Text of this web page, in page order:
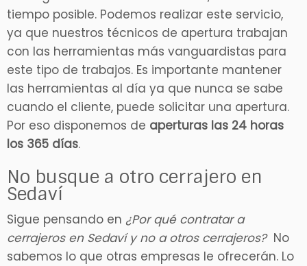
tiempo posible. Podemos realizar este servicio,
ya que nuestros técnicos de apertura trabajan
con las herramientas más vanguardistas para
este tipo de trabajos. Es importante mantener
las herramientas al día ya que nunca se sabe
cuando el cliente, puede solicitar una apertura.
Por eso disponemos de aperturas las 24 horas
los 365 días.
No busque a otro cerrajero en
Sedaví
Sigue pensando en ¿Por qué contratar a
cerrajeros en Sedaví y no a otros cerrajeros? No
sabemos lo que otras empresas le ofrecerán. Lo